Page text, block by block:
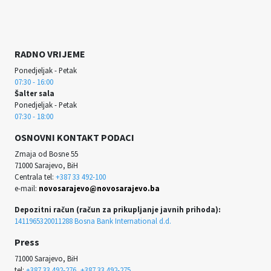
RADNO VRIJEME
Ponedjeljak - Petak
07:30 - 16:00
Šalter sala
Ponedjeljak - Petak
07:30 - 18:00
OSNOVNI KONTAKT PODACI
Zmaja od Bosne 55
71000 Sarajevo, BiH
Centrala tel: +387 33 492-100
e-mail: novosarajevo@novosarajevo.ba
Depozitni račun (račun za prikupljanje javnih prihoda):
1411965320011288 Bosna Bank International d.d.
Press
71000 Sarajevo, BiH